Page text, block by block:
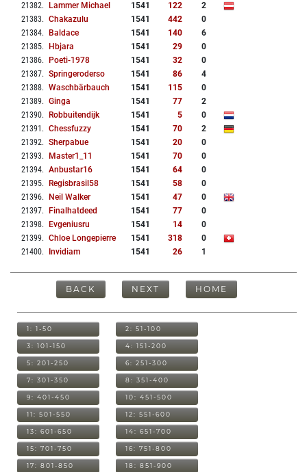
21382. Lammer Michael 1541 122
2
21383. Chakazulu 1541 442
0
21384. Baldace 1541 140
6
21385. Hbjara 1541 29
0
21386. Poeti-1978 1541 32
0
21387. Springeroderso 1541 86
4
21388. Waschbärbauch 1541 115
0
21389. Ginga 1541 77
2
21390. Robbuitendijk 1541 5
0
21391 . Chessfuzzy 1541 70
2
21392. Sherpabue 1541 20
0
21393. Master1_11 1541 70
0
21394. Anbustar16 1541 64
0
21395. Regisbrasil58 1541 58
0
21396. Neil Walker 1541 47
0
21397. Finalhatdeed 1541 77
0
21398. Evgeniusru 1541 14
0
21399. Chloe Longepierre 1541 318
0
21400. Invidiam 1541 26 1
BACK NEXT HOME
1: 1-50 2: 51-100
3: 101-150 4: 151-200
5: 201-250 6: 251-300
7: 301-350 8: 351-400
9: 401-450 10: 451-500
11: 501-550 12: 551-600
13: 601-650 14: 651-700
15: 701-750 16: 751-800
17: 801-850 18: 851-900